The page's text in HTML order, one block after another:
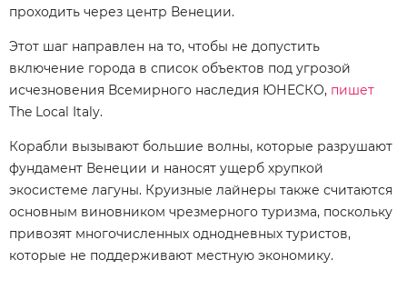
проходить через центр Венеции.
Этот шаг направлен на то, чтобы не допустить
включение города в список объектов под угрозой
исчезновения Всемирного наследия ЮНЕСКО, пишет
The Local Italy.
Корабли вызывают большие волны, которые разрушают
фундамент Венеции и наносят ущерб хрупкой
экосистеме лагуны. Круизные лайнеры также считаются
основным виновником чрезмерного туризма, поскольку
привозят многочисленных однодневных туристов,
которые не поддерживают местную экономику.